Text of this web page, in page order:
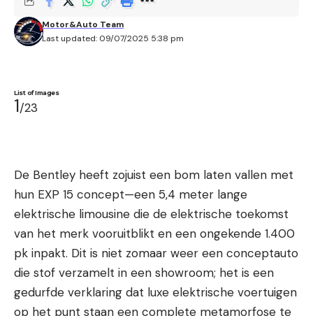
Last updated: 09/07/2025 5:38 pm
Motor&Auto Team
List of Images
1/23
De Bentley heeft zojuist een bom laten vallen met
hun EXP 15 concept—een 5,4 meter lange
elektrische limousine die de elektrische toekomst
van het merk vooruitblikt en een ongekende 1.400
pk inpakt. Dit is niet zomaar weer een conceptauto
die stof verzamelt in een showroom; het is een
gedurfde verklaring dat luxe elektrische voertuigen
op het punt staan een complete metamorfose te